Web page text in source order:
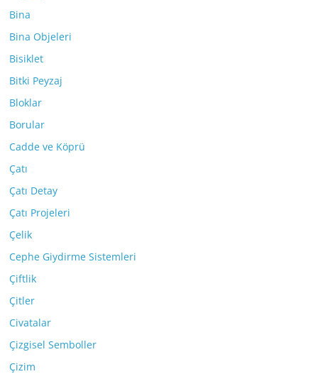
Bina
Bina Objeleri
Bisiklet
Bitki Peyzaj
Bloklar
Borular
Cadde ve Köprü
Çatı
Çatı Detay
Çatı Projeleri
Çelik
Cephe Giydirme Sistemleri
Çiftlik
Çitler
Civatalar
Çizgisel Semboller
Çizim